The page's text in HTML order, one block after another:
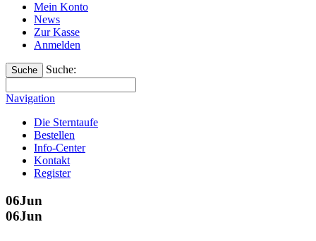
Mein Konto
News
Zur Kasse
Anmelden
Suche Suche:
Navigation
Die Sterntaufe
Bestellen
Info-Center
Kontakt
Register
06Jun
06Jun